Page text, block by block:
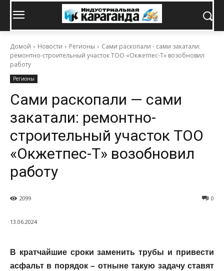
Домой Новости Регионы
Сами раскопали - сами закатали:
ремонтно-строительный участок ТОО «Окжетпес-Т» возобновил
работу
Регионы
Сами раскопали — сами
закатали: ремонтно-
строительный участок ТОО
«Окжетпес-Т» возобновил
работу
0
2099
13.06.2024
В кратчайшие сроки заменить трубы и привести
асфальт в порядок – отныне такую задачу ставят